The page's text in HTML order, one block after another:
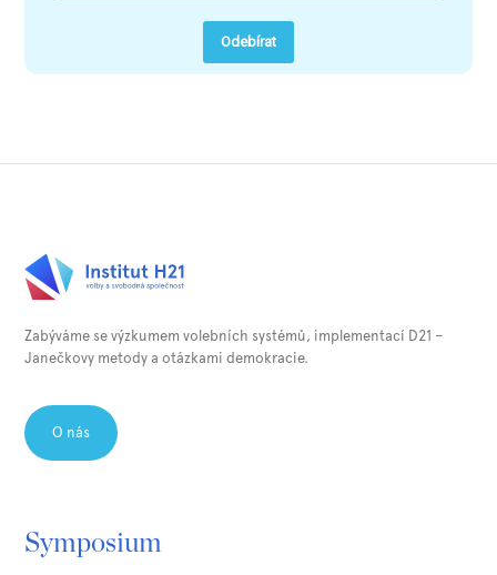
Odebírat
Zabýváme se výzkumem volebních systémů, implementací D21 –
Janečkovy metody a otázkami demokracie.⁠
O nás
Symposium